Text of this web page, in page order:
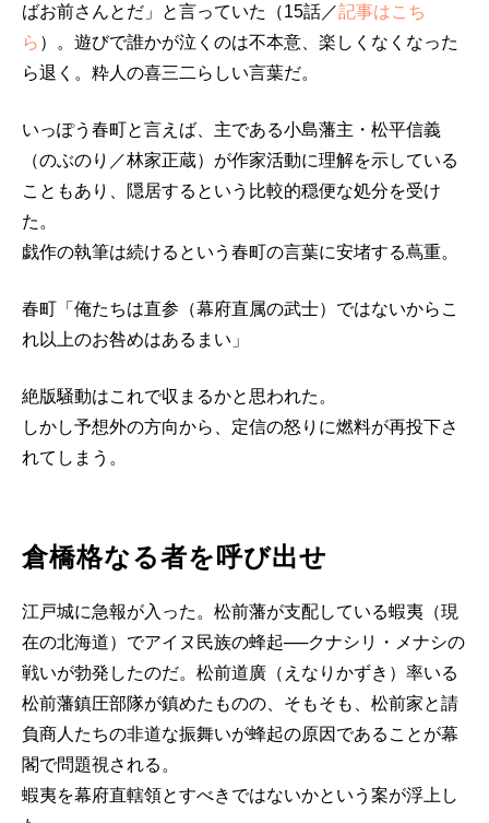
ばお前さんとだ」と言っていた（15話／記事はこち
ら ）。遊びで誰かが泣くのは不本意、楽しくなくなった
ら退く。粋人の喜三二らしい言葉だ。
いっぽう春町と言えば、主である小島藩主・松平信義
（のぶのり／林家正蔵）が作家活動に理解を示している
こともあり、隠居するという比較的穏便な処分を受け
た。
戯作の執筆は続けるという春町の言葉に安堵する蔦重。
春町「俺たちは直参（幕府直属の武士）ではないからこ
れ以上のお咎めはあるまい」
絶版騒動はこれで収まるかと思われた。
しかし予想外の方向から、定信の怒りに燃料が再投下さ
れてしまう。
倉橋格なる者を呼び出せ
江戸城に急報が入った。松前藩が支配している蝦夷（現
在の北海道）でアイヌ民族の蜂起──クナシリ・メナシの
戦いが勃発したのだ。松前道廣（えなりかずき）率いる
松前藩鎮圧部隊が鎮めたものの、そもそも、松前家と請
負商人たちの非道な振舞いが蜂起の原因であることが幕
閣で問題視される。
蝦夷を幕府直轄領とすべきではないかという案が浮上し